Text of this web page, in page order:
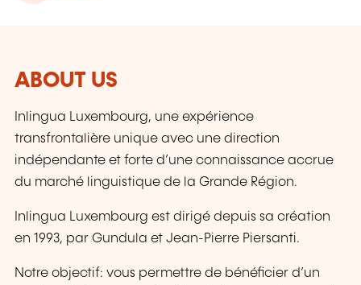
ABOUT US
Inlingua Luxembourg, une expérience
transfrontalière unique avec une direction
indépendante et forte d’une connaissance accrue
du marché linguistique de la Grande Région.
Inlingua Luxembourg est dirigé depuis sa création
en 1993, par Gundula et Jean-Pierre Piersanti.
Notre objectif: vous permettre de bénéficier d’un